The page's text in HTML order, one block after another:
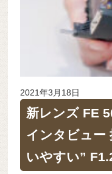
2021年3月18日
新レンズ FE
インタビュー
いやすい”